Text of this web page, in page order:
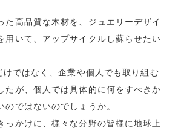
た高品質な木材を、ジュエリーデザイ
用いて、アップサイクルし蘇らせたい
ではなく、企業や個人でも取り組む
たが、個人では具体的に何をすべきか
のではないのでしょうか。
っかけに、様々な分野の皆様に地球上